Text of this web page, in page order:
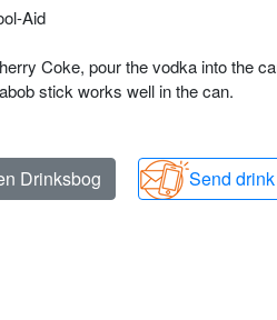
Aid
Coke, pour the vodka into the
stick works well in the can.
Drinksbog
Send